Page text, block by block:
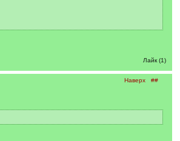
Лайк (1)
Наверх ##